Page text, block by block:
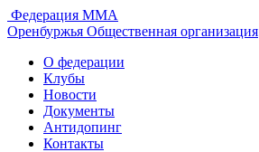
Федерация ММА
Оренбуржья Общественная организация
О федерации
Клубы
Новости
Документы
Антидопинг
Контакты